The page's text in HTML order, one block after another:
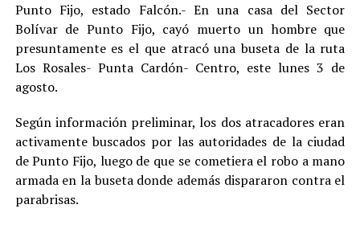
Punto Fijo, estado Falcón.- En una casa del Sector
Bolívar de Punto Fijo, cayó muerto un hombre que
presuntamente es el que atracó una buseta de la ruta
Los Rosales- Punta Cardón- Centro, este lunes 3 de
agosto.
Según información preliminar, los dos atracadores eran
activamente buscados por las autoridades de la ciudad
de Punto Fijo, luego de que se cometiera el robo a mano
armada en la buseta donde además dispararon contra el
parabrisas.